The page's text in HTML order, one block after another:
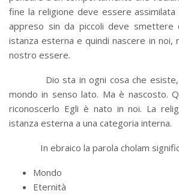
fine la religione deve essere
appreso sin da piccoli deve smettere
istanza esterna e quindi nascere in noi,
nostro essere.
Dio sta in ogni cosa che esiste,
mondo in senso lato. Ma è nascosto.
riconoscerlo Egli è nato in noi. La
istanza esterna a una categoria interna.
In ebraico la parola cholam
Mondo
Eternità